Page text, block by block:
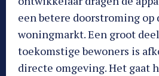
een betere doorstroming op
woningmarkt. Een groot
toekomstige bewoners is
directe omgeving. Het gaat